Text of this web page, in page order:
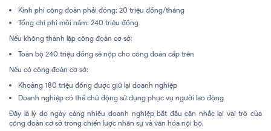
Kinh phí công đoàn phải đóng: 20 triệu đồng/tháng
Tổng chi phí mỗi năm: 240 triệu đồng
Nếu không thành lập công đoàn cơ sở:
Toàn bộ 240 triệu đồng sẽ nộp cho công đoàn cấp trên
Nếu có công đoàn cơ sở:
Khoảng 180 triệu đồng được giữ lại doanh nghiệp
Doanh nghiệp có thể chủ động sử dụng phục vụ người lao động
Đây là lý do ngày càng nhiều doanh nghiệp bắt đầu cân nhắc lại vai trò của
công đoàn cơ sở trong chiến lược nhân sự và văn hóa nội bộ.